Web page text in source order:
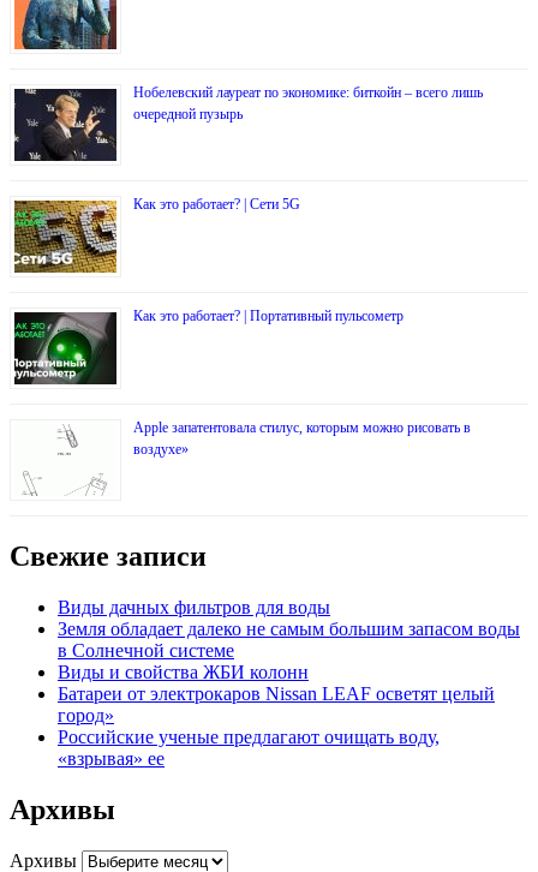
Нобелевский лауреат по экономике: биткойн – всего лишь
очередной пузырь
Как это работает? | Сети 5G
Как это работает? | Портативный пульсометр
Apple запатентовала стилус, которым можно рисовать в
воздухе»
Свежие записи
Виды дачных фильтров для воды
Земля обладает далеко не самым большим запасом воды
в Солнечной системе
Виды и свойства ЖБИ колонн
Батареи от электрокаров Nissan LEAF осветят целый
город»
Российские ученые предлагают очищать воду,
«взрывая» ее
Архивы
Архивы